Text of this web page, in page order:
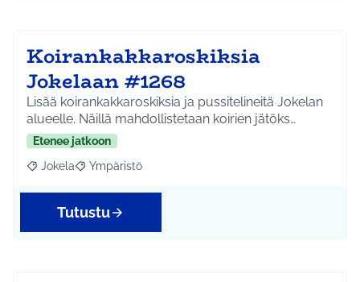
Koirankakkaroskiksia
Jokelaan #1268
Lisää koirankakkaroskiksia ja pussitelineitä Jokelan
alueelle. Näillä mahdollistetaan koirien jätöks…
Etenee jatkoon
Rajaa tulokset aihepiirin mukaan: Jokela
Jokela Rajaa tulokset teeman mukaan: Ympäristö
Ympäristö
Tutustu